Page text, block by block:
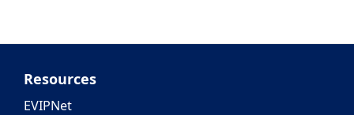
Resources
EVIPNet